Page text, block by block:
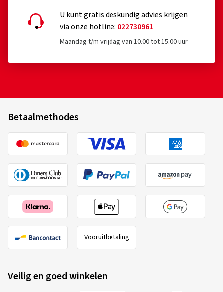
U kunt gratis deskundig advies krijgen
via onze hotline: 022730961
Maandag t/m vrijdag van 10.00 tot 15.00 uur
Betaalmethodes
Vooruitbetaling
Veilig en goed winkelen